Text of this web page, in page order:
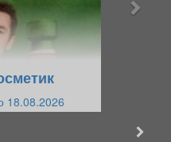
18.08.2026